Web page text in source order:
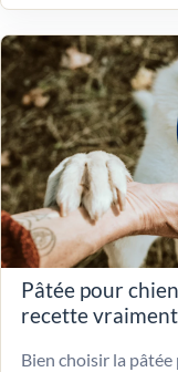
Pâtée pour
recette
Bien choisir la